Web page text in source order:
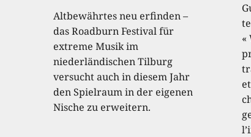
Altbewährtes neu erfinden –
das Roadburn Festival für
extreme Musik im
niederländischen Tilburg
versucht auch in diesem Jahr
den Spielraum in der eigenen
Nische zu erweitern.
«